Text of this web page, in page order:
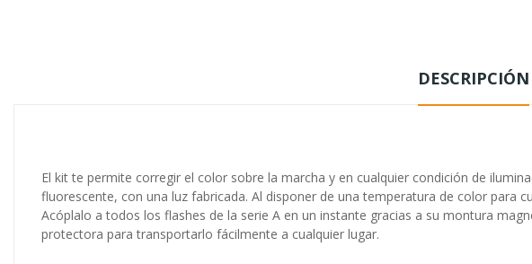
DESCRIPCIÓN
El kit te permite corregir el color sobre la marcha y en cualquier condición de
fluorescente, con una luz fabricada. Al disponer de una temperatura de color para
Acóplalo a todos los flashes de la serie A en un instante gracias a su montura
protectora para transportarlo fácilmente a cualquier lugar.